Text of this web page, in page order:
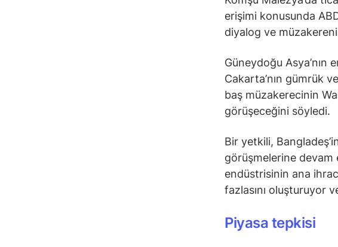
erişimi konusunda
diyalog ve
Güneydoğu Asya’nın
Cakarta’nın gümrük
baş müzakerecinin
görüşeceğini söyledi.
Bir yetkili,
görüşmelerine devam
endüstrisinin ana
fazlasını oluşturuyor
Piyasa tepkisi